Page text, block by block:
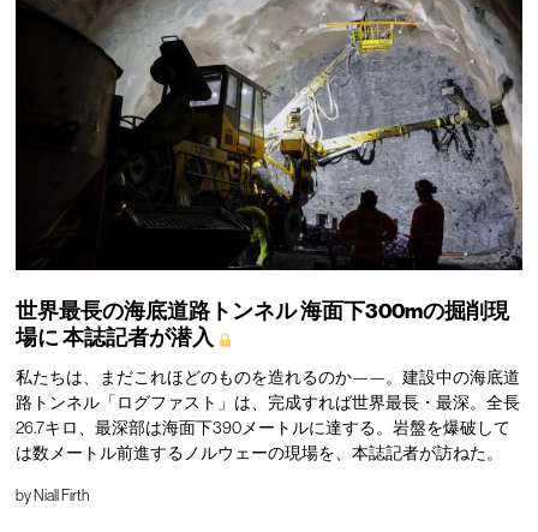
世界最長の海底道路トンネル海面下300mの掘削現
場に本誌記者が潜入
私たちは、まだこれほどのものを造れるのか——。建設中の海底道
路トンネル「ログファスト」は、完成すれば世界最長・最深。全長
26.7キロ、最深部は海面下390メートルに達する。岩盤を爆破して
は数メートル前進するノルウェーの現場を、本誌記者が訪ねた。
byNiall Firth